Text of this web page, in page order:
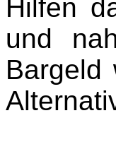
Hilfen
und
Bargeld